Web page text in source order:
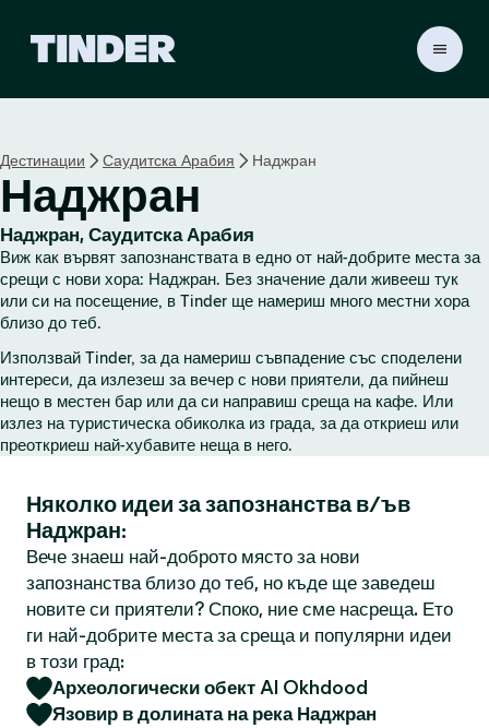
r
Н
а
ч
а
л
о
Дестинации Саудитска Арабия Наджран
Наджран
Наджран, Саудитска Арабия
Виж как вървят запознанствата в едно от най-добрите места за
срещи с нови хора: Наджран. Без значение дали живееш тук
или си на посещение, в Tinder ще намериш много местни хора
близо до теб.
Използвай Tinder, за да намериш съвпадение със споделени
интереси, да излезеш за вечер с нови приятели, да пийнеш
нещо в местен бар или да си направиш среща на кафе. Или
излез на туристическа обиколка из града, за да откриеш или
преоткриеш най-хубавите неща в него.
Няколко идеи за запознанства в/ъв
Наджран:
Вече знаеш най-доброто място за нови
запознанства близо до теб, но къде ще заведеш
новите си приятели? Споко, ние сме насреща. Ето
ги най-добрите места за среща и популярни идеи
в този град:
Археологически обект Al Okhdood
Язовир в долината на река Наджран